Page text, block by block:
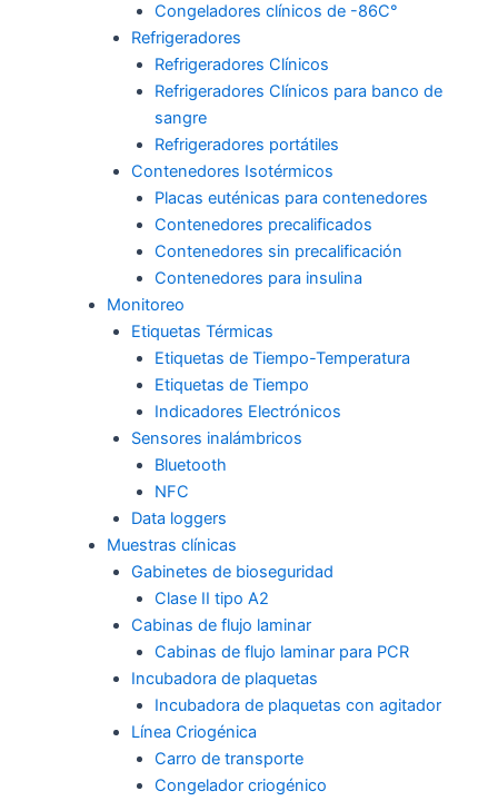
Congeladores clínicos de -86C°
Refrigeradores
Refrigeradores Clínicos
Refrigeradores Clínicos para banco de
sangre
Refrigeradores portátiles
Contenedores Isotérmicos
Placas euténicas para contenedores
Contenedores precalificados
Contenedores sin precalificación
Contenedores para insulina
Monitoreo
Etiquetas Térmicas
Etiquetas de Tiempo-Temperatura
Etiquetas de Tiempo
Indicadores Electrónicos
Sensores inalámbricos
Bluetooth
NFC
Data loggers
Muestras clínicas
Gabinetes de bioseguridad
Clase II tipo A2
Cabinas de flujo laminar
Cabinas de flujo laminar para PCR
Incubadora de plaquetas
Incubadora de plaquetas con agitador
Línea Criogénica
Carro de transporte
Congelador criogénico